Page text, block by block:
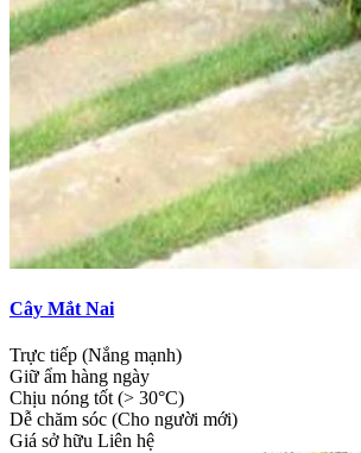
Cây Mắt Nai
Trực tiếp (Nắng mạnh)
Giữ ẩm hàng ngày
Chịu nóng tốt (> 30°C)
Dễ chăm sóc (Cho người mới)
Giá sở hữu Liên hệ